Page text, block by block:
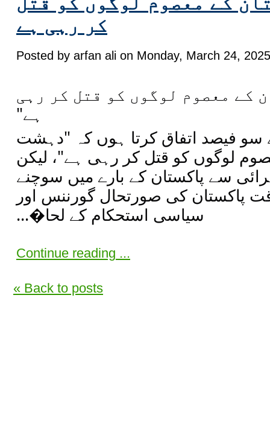
کر رہی ہے
Posted by arfan ali on Monday, March 24,
کے معصوم لوگوں کو قتل کر رہی
ہے"
فیصد اتفاق کرتا ہوں کہ "دہشت
لوگوں کو قتل کر رہی ہے"، لیکن
سے پاکستان کے بارے میں سوچنے
کی صورتحال گورننس اور
سیاسی استحکام کے لحا�...
Continue reading ...
« Back to posts